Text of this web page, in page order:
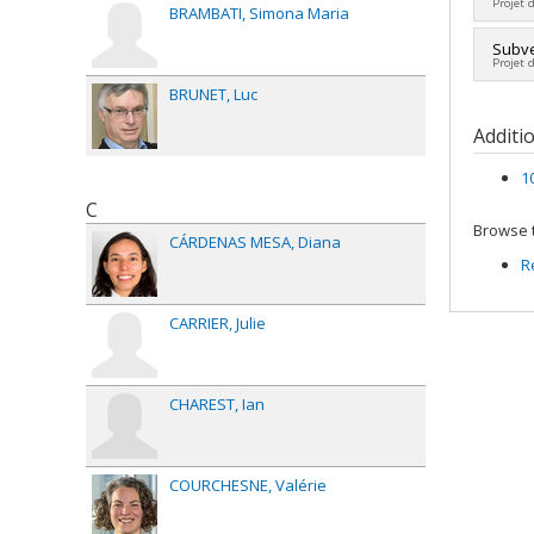
Projet
Lead
Projet
Browse
BRAMBATI Simona Maria
BRUNET Luc
C
CÁRDENAS MESA Diana
CARRIER Julie
CHAREST Ian
COURCHESNE Valérie